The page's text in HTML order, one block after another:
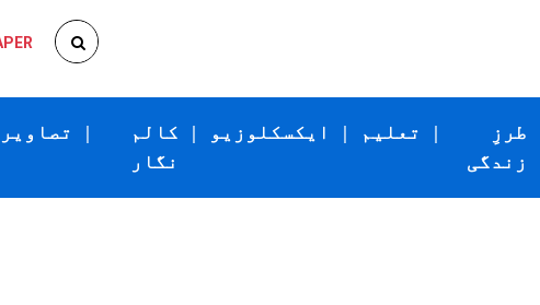
تصاویر |
کالم
نگار
| ایکسکلوزیو | تعلیم |
طرزِ
زندگی